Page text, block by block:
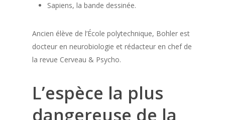
Sapiens, la bande dessinée.
Ancien élève de l’École polytechnique, Bohler est
docteur en neurobiologie et rédacteur en chef de
la revue Cerveau & Psycho.
L’espèce la plus
dangereuse de la